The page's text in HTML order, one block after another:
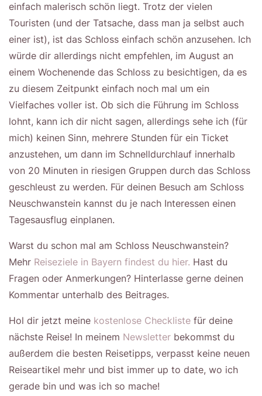
einfach malerisch schön liegt. Trotz der vielen
Touristen (und der Tatsache, dass man ja selbst auch
einer ist), ist das Schloss einfach schön anzusehen. Ich
würde dir allerdings nicht empfehlen, im August an
einem Wochenende das Schloss zu besichtigen, da es
zu diesem Zeitpunkt einfach noch mal um ein
Vielfaches voller ist. Ob sich die Führung im Schloss
lohnt, kann ich dir nicht sagen, allerdings sehe ich (für
mich) keinen Sinn, mehrere Stunden für ein Ticket
anzustehen, um dann im Schnelldurchlauf innerhalb
von 20 Minuten in riesigen Gruppen durch das Schloss
geschleust zu werden. Für deinen Besuch am Schloss
Neuschwanstein kannst du je nach Interessen einen
Tagesausflug einplanen.
Warst du schon mal am Schloss Neuschwanstein?
Mehr Reiseziele in Bayern findest du hier. Hast du
Fragen oder Anmerkungen? Hinterlasse gerne deinen
Kommentar unterhalb des Beitrages.
Hol dir jetzt meine kostenlose Checkliste für deine
nächste Reise! In meinem Newsletter bekommst du
außerdem die besten Reisetipps, verpasst keine neuen
Reiseartikel mehr und bist immer up to date, wo ich
gerade bin und was ich so mache!